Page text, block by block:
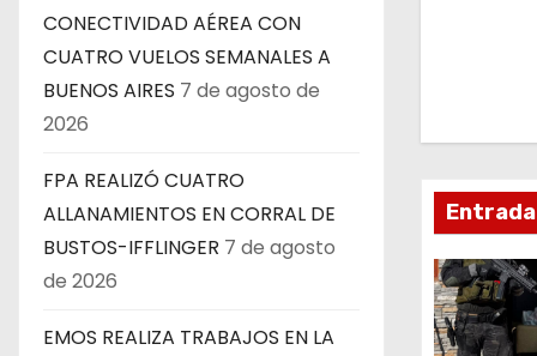
CONECTIVIDAD AÉREA CON
CUATRO VUELOS SEMANALES A
BUENOS AIRES 7 de agosto de
2026
FPA REALIZÓ CUATRO
ALLANAMIENTOS EN CORRAL DE
BUSTOS-IFFLINGER 7 de agosto
de 2026
EMOS REALIZA TRABAJOS EN LA
c
i
ó
n